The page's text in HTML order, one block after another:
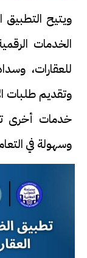
ويتيح
الخدمات
للعقارات،
وتقديم طلبات
خدمات أخرى
وسهولة في